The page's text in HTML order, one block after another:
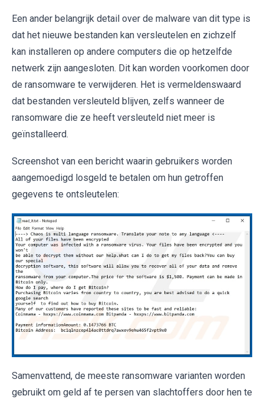
Een ander belangrijk detail over de malware van dit type is
dat het nieuwe bestanden kan versleutelen en zichzelf
kan installeren op andere computers die op hetzelfde
netwerk zijn aangesloten. Dit kan worden voorkomen door
de ransomware te verwijderen. Het is vermeldenswaard
dat bestanden versleuteld blijven, zelfs wanneer de
ransomware die ze heeft versleuteld niet meer is
geïnstalleerd.
Screenshot van een bericht waarin gebruikers worden
aangemoedigd losgeld te betalen om hun getroffen
gegevens te ontsleutelen:
Samenvattend, de meeste ransomware varianten worden
gebruikt om geld af te persen van slachtoffers door hen te